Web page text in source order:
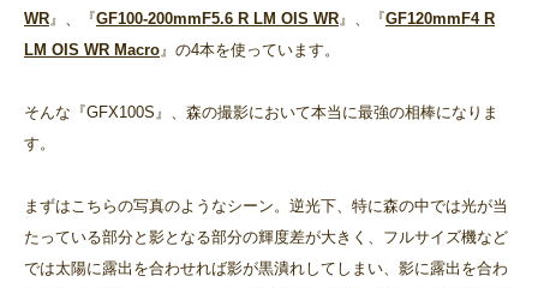
WR 』、『GF100-200mmF5.6 R LM OIS WR 』、『GF120mmF4 R
LM OIS WR Macro 』の4本を使っています。
そんな『GFX100S』、森の撮影において本当に最強の相棒になりま
す。
まずはこちらの写真のようなシーン。逆光下、特に森の中では光が当
たっている部分と影となる部分の輝度差が大きく、フルサイズ機など
では太陽に露出を合わせれば影が黒潰れしてしまい、影に露出を合わ